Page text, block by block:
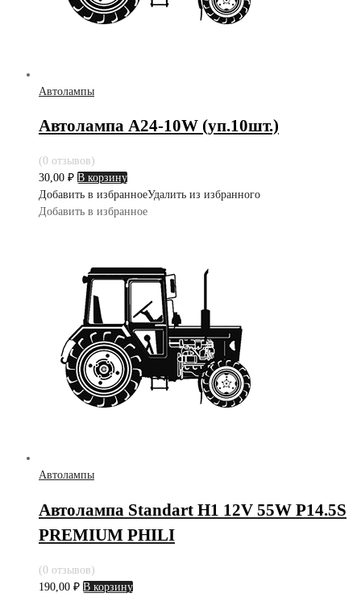
Автолампы
Автолампа А24-10W (уп.10шт.)
(0 отзывов)
30,00 ₽ В корзину
Добавить в избранноеУдалить из избранного
Добавить в избранное
Автолампы
Автолампа Standart H1 12V 55W P14.5S
PREMIUM PHILI
(0 отзывов)
190,00 ₽ В корзину